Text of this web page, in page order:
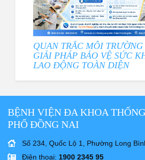
QUAN TRẮC MÔI
GIẢI PHÁP BẢO VỆ SỨC
LAO ĐỘNG TOÀN DIỆN
BỆNH VIỆN ĐA KHOA
PHỐ ĐỒNG NAI
Số 234, Quốc Lộ 1, Phường Long
Điện thoại: 1900 2345 95